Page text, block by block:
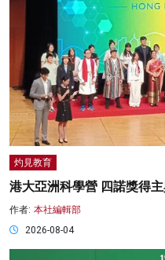
灼見教育
港大亞洲科學營 四諾獎得
作者: 本社編輯部
2026-08-04